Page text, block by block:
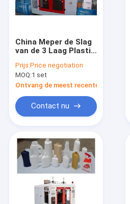
China Meper de Slag
van de 3 Laag Plastic
Vormen Machine 5L
met Enig Hoofd of
Dubbel Hoofd
Prijs:Price negotiation
MOQ:1 set
Ontvang de meest recente Prijs
Contact nu